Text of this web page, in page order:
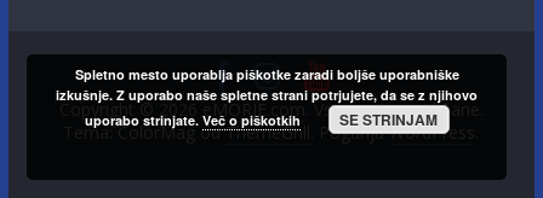
Copyright © 2026 eMORJE.com
. Vse pravice pridržane.
Tema: ColorMag odThemeGrill . PoganjaWordPress
Spletno mesto uporablja piškotke zaradi boljše uporabniške
izkušnje. Z uporabo naše spletne strani potrjujete, da se z njihovo
uporabo strinjate. Več o piškotkih SE STRINJAM